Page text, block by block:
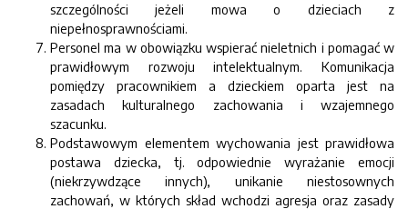
szczególności jeżeli mowa o dzieciach z
niepełnosprawnościami.
Personel ma w obowiązku wspierać nieletnich i pomagać w
prawidłowym rozwoju intelektualnym. Komunikacja
pomiędzy pracownikiem a dzieckiem oparta jest na
zasadach kulturalnego zachowania i wzajemnego
szacunku.
Podstawowym elementem wychowania jest prawidłowa
postawa dziecka, tj. odpowiednie wyrażanie emocji
(niekrzywdzące innych), unikanie niestosownych
zachowań, w których skład wchodzi agresja oraz zasady